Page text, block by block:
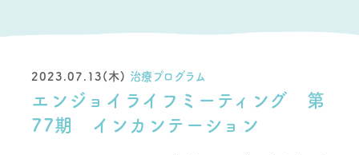
2023.07.13(木) 治療プログラム
エンジョイライフミーティング 第
77期 インカンテーション